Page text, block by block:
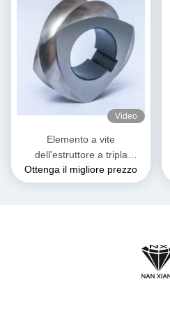
Video
Elemento a vite
dell'estruttore a tripla
velocità Flusso a singola
spina per la composizione di
Ottenga il migliore prezzo